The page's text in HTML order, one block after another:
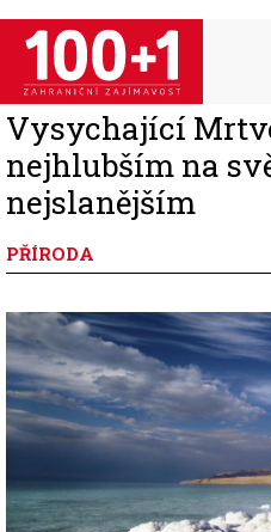
Přejít
hlavnímu
obsahu
Vysychající
nejhlubším na
nejslanějším
PŘÍRODA